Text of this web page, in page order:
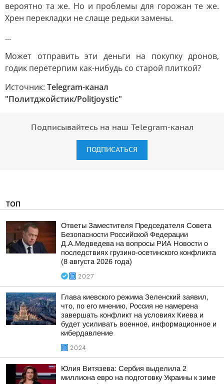
вероятно та же. Но и проблемы для горожан те же.
Хрен перекладки не слаще редьки замены.
...
Может отправить эти деньги на покупку дронов,
годик перетерпим как-нибудь со старой плиткой?
Источник: Telegram-канал
"Политджойстик/Politjoystic"
Подписывайтесь на наш Telegram-канал
ПОДПИСАТЬСЯ
ТОП
Ответы Заместителя Председателя Совета
Безопасности Российской Федерации
Д.А.Медведева на вопросы РИА Новости о
последствиях грузино-осетинского конфликта
(8 августа 2026 года)
20:27
Глава киевского режима Зеленский заявил,
что, по его мнению, Россия не намерена
завершать конфликт на условиях Киева и
будет усиливать военное, информационное и
кибердавление
20:24
Юлия Витязева: Сербия выделила 2
миллиона евро на подготовку Украины к зиме